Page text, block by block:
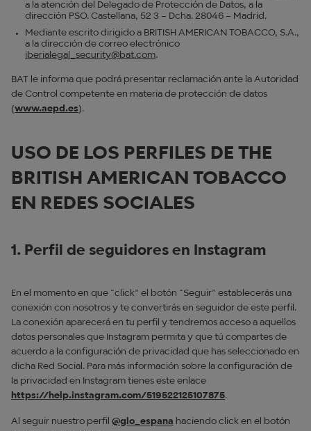
a la atención del Delegado de Protección de Datos, a la
dirección PSO. Castellana, 52 3 – Dcha. 28046 – Madrid.
Mediante escrito dirigido a BRITISH AMERICAN TOBACCO, S.A.,
a la dirección de correo electrónico
iberialegal_security@bat.com.
BAT le informa que podrá presentar reclamación ante la Autoridad
de Control competente en materia de protección de datos
(www.aepd.es).
USO DE LOS PERFILES DE THE
BRITISH AMERICAN TOBACCO
EN REDES SOCIALES
1. Perfil de seguidores en Instagram
En el momento en que “click” el botón “Seguir” establecerás una
conexión con nosotros y te convertirás en seguidor de este perfil.
La conexión aparecerá en tu perfil y tendremos acceso a aquellos
datos personales que Instagram permita y que tú compartes de
acuerdo a la configuración de privacidad que has seleccionado en
dicha Red Social. Para más información sobre la configuración de
la privacidad en Instagram tienes este enlace
https://help.instagram.com/519522125107875.
Al seguir nuestro perfil @glo_espana haciendo click en el botón